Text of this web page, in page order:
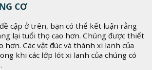
CƠ
cập ở trên, bạn có thể kết luận rằng
lại tuổi thọ cao hơn. Chúng được thiết
hơn. Các vật đúc và thành xi lanh của
khi các lớp lót xi lanh của chúng có